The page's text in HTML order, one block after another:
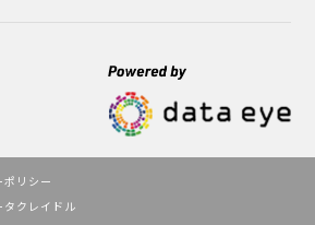
ポリシー
クレイドル